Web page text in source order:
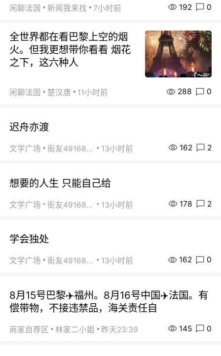
闲聊法国 新闻我来找 7小时前 192 0
全世界都在看巴黎上空的烟
火。但我更想带你看看 烟花
之下，这六种人
闲聊法国 楚汉唐 11小时前 288 0
迟舟亦渡
文学广场 街友49168527 13小时前 162 2
想要的人生 只能自己给
文学广场 街友49168527 13小时前 178 2
学会独处
文学广场 街友49168527 13小时前 162 0
8月15号巴黎✈️福州。8月16号中国✈️法国。有
偿带物，不接违禁品，海关责任自
商家自荐区 林家二小姐 昨天23:39 145 0